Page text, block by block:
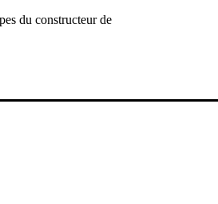
du constructeur de